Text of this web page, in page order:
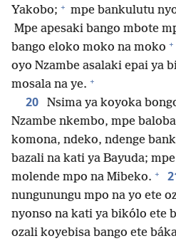
Yakobo; + mpe bankulutu
Mpe apesaki bango mbote
bango eloko moko na moko +
oyo Nzambe asalaki epai ya
mosala na ye. +
20
Nsima ya koyoka
Nzambe nkembo, mpe
komona, ndeko, ndenge
bazali na kati ya Bayuda;
molende mpo na Mibeko. +
nungunungu mpo na yo ete
nyonso na kati ya bikólo ete
ozali koyebisa bango ete